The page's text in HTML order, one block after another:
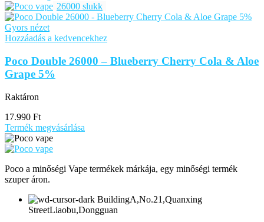
26000 slukk
Gyors nézet
Hozzáadás a kedvencekhez
Poco Double 26000 – Blueberry Cherry Cola & Aloe
Grape 5%
Raktáron
17.990 Ft
Termék megvásárlása
Poco a minőségi Vape termékek márkája, egy minőségi termék
szuper áron.
BuildingA,No.21,Quanxing
StreetLiaobu,Dongguan